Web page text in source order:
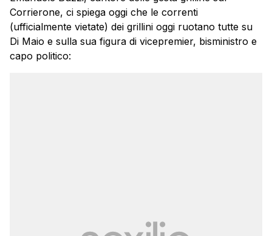
Corrierone, ci spiega oggi che le correnti
(ufficialmente vietate) dei grillini oggi ruotano tutte su
Di Maio e sulla sua figura di vicepremier, bisministro e
capo politico: